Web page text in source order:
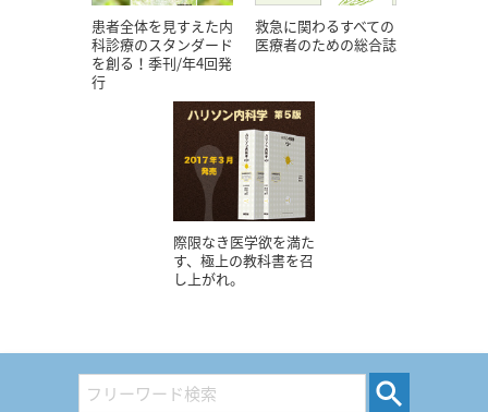
患者全体を見すえた内
科診療のスタンダード
を創る！季刊/年4回発
行
救急に関わるすべての
医療者のための総合誌
際限なき医学欲を満た
す、極上の教科書を召
し上がれ。